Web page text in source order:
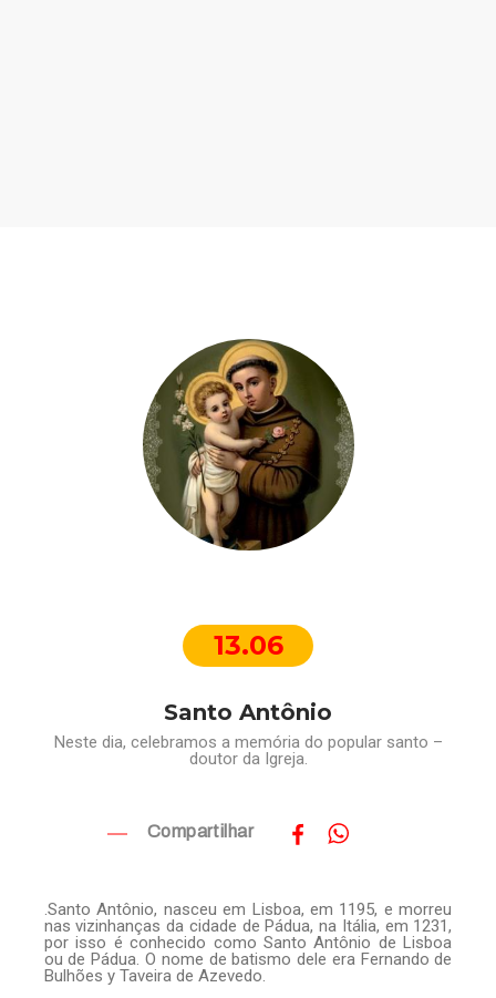
13.06
Santo Antônio
Neste dia, celebramos a memória do popular santo –
doutor da Igreja.
Compartilhar
.Santo Antônio, nasceu em Lisboa, em 1195, e morreu
nas vizinhanças da cidade de Pádua, na Itália, em 1231,
por isso é conhecido como Santo Antônio de Lisboa
ou de Pádua. O nome de batismo dele era Fernando de
Bulhões y Taveira de Azevedo.